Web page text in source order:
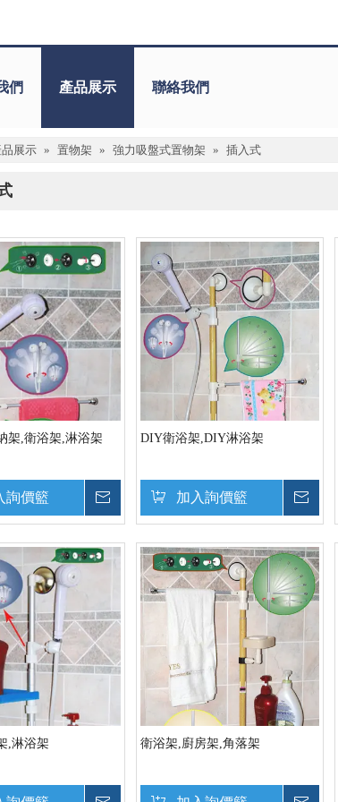
們 產品展示 聯絡我們
品展示 » 置物架 » 強力吸盤式置物架 » 插入式
架,衛浴架,淋浴架
詢價籃
DIY衛浴架,DIY淋浴架
加入詢價籃
,淋浴架 衛浴架,廚房架,角落架